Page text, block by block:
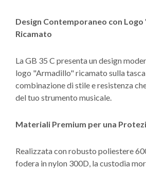
Design Contemporaneo con
Ricamato
La GB 35 C presenta un design
logo "Armadillo" ricamato sulla
combinazione di stile e resistenza
del tuo strumento musicale.
Materiali Premium per una
Realizzata con robusto poliestere
fodera in nylon 300D, la custodia